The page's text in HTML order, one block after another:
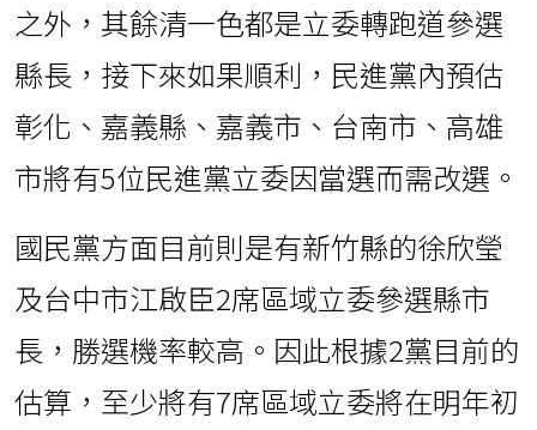
之外，其餘清一色都是立委轉跑道參選
縣長，接下來如果順利，民進黨內預估
彰化、嘉義縣、嘉義市、台南市、高雄
市將有5位民進黨立委因當選而需改選。
國民黨方面目前則是有新竹縣的徐欣瑩
及台中市江啟臣2席區域立委參選縣市
長，勝選機率較高。因此根據2黨目前的
估算，至少將有7席區域立委將在明年初